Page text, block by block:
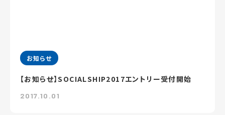
お知らせ
【お知らせ】SOCIALSHIP2017エントリー受付開始
2017.10.01